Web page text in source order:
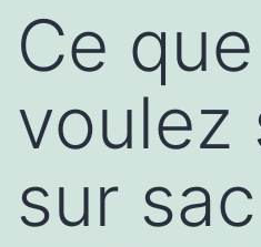
Ce
voulez
sur